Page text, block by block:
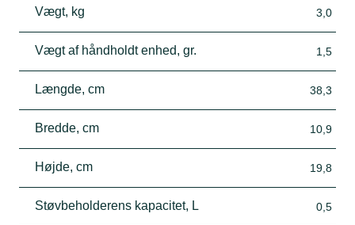
Vægt, kg 3,0
Vægt af håndholdt enhed, gr. 1,5
Længde, cm 38,3
Bredde, cm 10,9
Højde, cm 19,8
Støvbeholderens kapacitet, L 0,5